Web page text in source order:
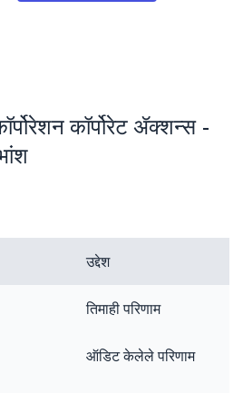
कॉर्पोरेट ॲक्शन्स -
उद्देश
तिमाही परिणाम
ऑडिट केलेले परिणाम